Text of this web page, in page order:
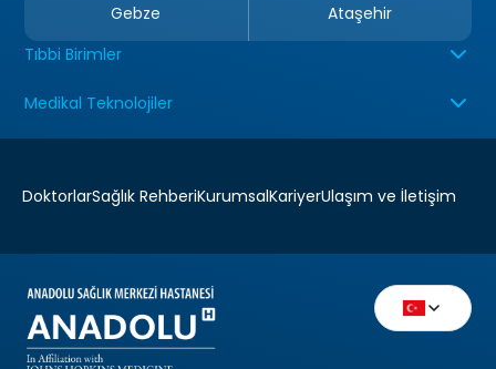
Gebze
Ataşehir
Tıbbi Birimler
Medikal Teknolojiler
DoktorlarSağlık RehberiKurumsalKariyerUlaşım ve İletişim